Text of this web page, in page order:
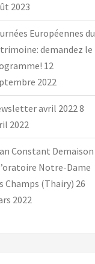
2023
Européennes du
demandez le
12
2022
avril 20228
2022
Constant Demaison
Notre-Dame
Champs (Thairy) 26
2022